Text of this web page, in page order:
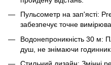
Пульсометр на зап'ясті:
забезпечує точне
Водонепроникність 30 м:
душ, не знімаючи годинник.